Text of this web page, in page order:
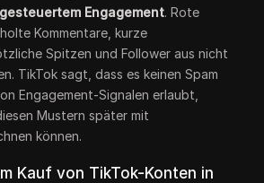
Engagement. Rote
Kommentare, kurze
Spitzen und Follower aus nicht
TikTok sagt, dass es keinen Spam
Engagement-Signalen erlaubt,
Mustern später mit
können.
Kauf von TikTok-Konten in